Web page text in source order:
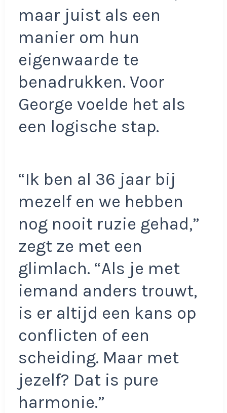
maar juist als een
manier om hun
eigenwaarde te
benadrukken. Voor
George voelde het als
een logische stap.
“Ik ben al 36 jaar bij
mezelf en we hebben
nog nooit ruzie gehad,”
zegt ze met een
glimlach. “Als je met
iemand anders trouwt,
is er altijd een kans op
conflicten of een
scheiding. Maar met
jezelf? Dat is pure
harmonie.”